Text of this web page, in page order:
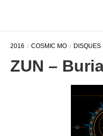
2016 COSMIC MO DISQUES
ZUN –